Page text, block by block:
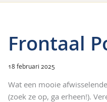
Frontaal
18 februari 2025
Wat een mooie
(zoek ze op, ga erheen!).